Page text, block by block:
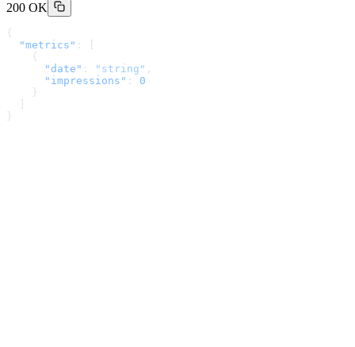
200 OK
{
  "metrics"
: [
    {
      "date"
: "string" ,
      "impressions"
: 0
    }
}